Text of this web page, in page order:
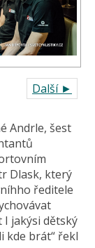
Další ►
Andrle, šest
Dlask, který
ředitele
I jakýsi dětský
kde brát“ řekl